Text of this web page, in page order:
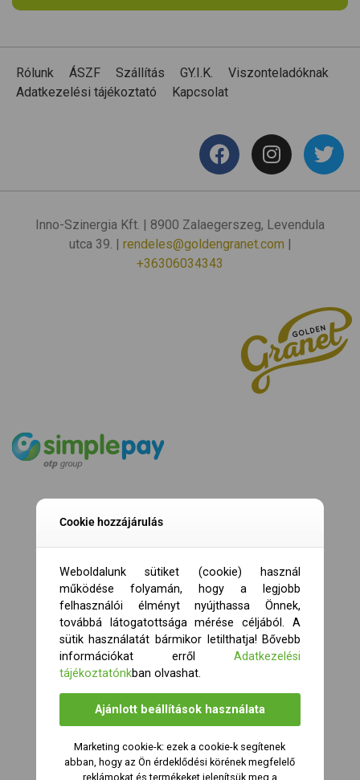
Rólunk ÁSZF Szállítás GY.I.K.
Viszonteladóknak
Adatkezelési tájékoztató
Kapcsolat
Inno-Szinergia Kft. | 8900 Zalaegerszeg, Levendula
utca 39. | rendeles@goldengranet.com |
+36306034343
Cookie hozzájárulás
Weboldalunk sütiket (cookie) használ
működése folyamán, hogy a legjobb
felhasználói élményt nyújthassa Önnek,
továbbá látogatottsága mérése céljából. A
sütik használatát bármikor letilthatja! Bővebb
információkat errőlAdatkezelési
tájékoztatónkban olvashat.
Ajánlott beállítások használata
Marketing cookie-k: ezek a cookie-k segítenek
abban, hogy az Ön érdeklődési körének megfelelő
reklámokat és termékeket jelenítsük meg a